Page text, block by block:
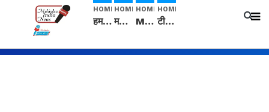
HOME
हम सनातनी..." सांसद kangana Ranaut से क्या बोली लड़की? Viral Jantar-Mantar | CJP protest
HOME
मनीषा हत्याकांड: हत्या, आत्महत्या या कोई बड़ा राज? | Full Story | Josh Haryana
HOME
Mangalsutra: हिंदू धर्म में शादी के बाद मंगलसूत्र क्यों पहनती है महिलाएं, किसने शुरु की ये परंपरा
HOME
टीम बीकेई ने एग्रीकल्चर ग्रेड की यूरिया खाद गट्टों में बदलकर टेक्निकल ग्रेड में बेचने वालों पर करवाई कार्रवाई: लखविंदर सिंह औलख